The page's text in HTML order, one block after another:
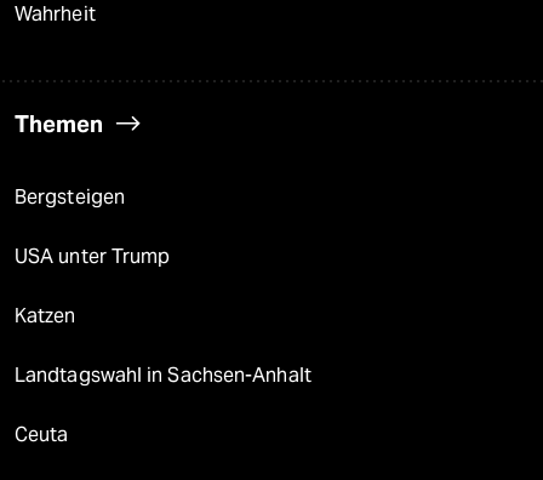
Wahrheit
Themen
Bergsteigen
USA unter Trump
Katzen
Landtagswahl in Sachsen-Anhalt
Ceuta